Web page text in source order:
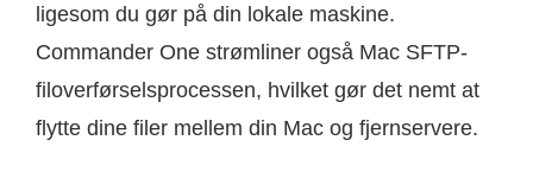
ligesom du gør på din lokale maskine.
Commander One strømliner også Mac SFTP-
filoverførselsprocessen, hvilket gør det nemt at
flytte dine filer mellem din Mac og fjernservere.